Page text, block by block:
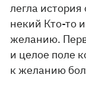
легла
некий Кто-то
желанию.
и целое поле
к желанию